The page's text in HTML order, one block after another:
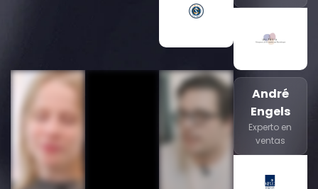
André
Engels
Experto en
ventas